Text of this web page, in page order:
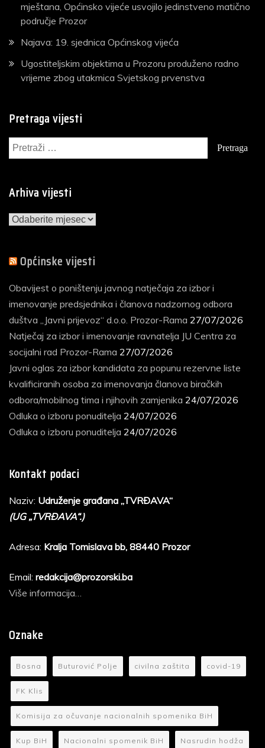
mještana, Općinsko vijeće usvojilo jedinstveno matično
područje Prozor
Najava: 19. sjednica Općinskog vijeća
Ugostiteljskim objektima u Prozoru produženo radno
vrijeme zbog utakmica Svjetskog prvenstva
Pretraga vijesti
Pretraga:
Arhiva vijesti
Arhiva
Općinske vijesti
Obavijest o poništenju javnog natječaja za izbor i
imenovanje predsjednika i članova nadzornog odbora
duštva „Javni prijevoz“ d.o.o. Prozor-Rama 27/07/2026
Natječaj za izbor i imenovanje ravnatelja JU Centra za
socijalni rad Prozor-Rama 27/07/2026
Javni oglas za izbor kandidata za popunu rezervne liste
kvalificiranih osoba za imenovanja članova biračkih
odbora/mobilnog tima i njihovih zamjenika 24/07/2026
Odluka o izboru ponuditelja 24/07/2026
Odluka o izboru ponuditelja 24/07/2026
Kontakt podaci
Naziv: Udruženje građana „TVRĐAVA“
(UG „TVRĐAVA“.)
Adresa: Kralja Tomislava bb, 88440 Prozor
Email: redakcija@prozorski.ba
Više informacija…
Oznake
Bosna Buturović Polje civilna zaštita covid-19
FK Klis
Komisija za očuvanje nacionalnih spomenika BiH
Kup BiH Nacionalni spomenik BiH Nasrudin hodža